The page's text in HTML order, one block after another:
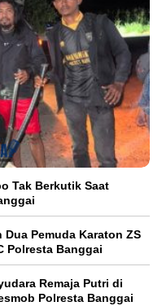
Tak Berkutik Saat
Pemuda Karaton ZS
Polresta Banggai
Remaja Putri di
Polresta Banggai